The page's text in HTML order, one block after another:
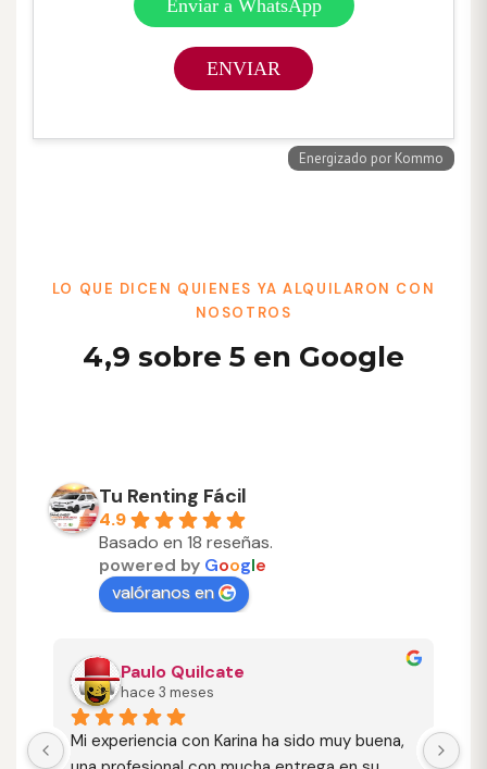
LO QUE DICEN QUIENES YA ALQUILARON CON
NOSOTROS
4,9 sobre 5 en Google
Tu Renting Fácil
4.9
Basado en 18 reseñas.
powered by Google
valóranos en
Paulo Quilcate
hace 3 meses
Mi experiencia con Karina ha sido muy buena,